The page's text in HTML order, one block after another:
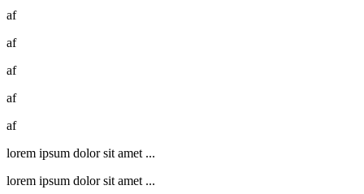
af
af
af
af
af
lorem ipsum dolor sit amet ...
lorem ipsum dolor sit amet ...